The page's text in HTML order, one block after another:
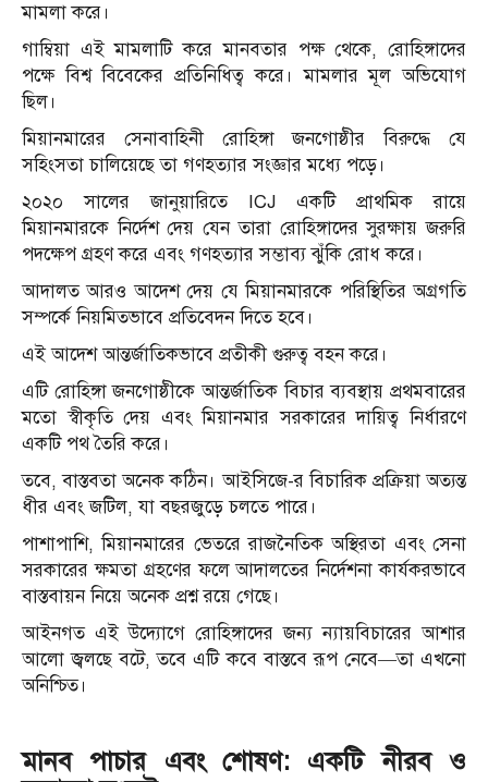
মামলা করে।
গাম্বিয়া এই মামলাটি করে মানবতার পক্ষ থেকে, রোহিঙ্গাদের
পক্ষে বিশ্ব বিবেকের প্রতিনিধিত্ব করে। মামলার মূল অভিযোগ
ছিল।
মিয়ানমারের সেনাবাহিনী রোহিঙ্গা জনগোষ্ঠীর বিরুদ্ধে যে
সহিংসতা চালিয়েছে তা গণহত্যার সংজ্ঞার মধ্যে পড়ে।
২০২০ সালের জানুয়ারিতে ICJ একটি প্রাথমিক রায়ে
মিয়ানমারকে নির্দেশ দেয় যেন তারা রোহিঙ্গাদের সুরক্ষায় জরুরি
পদক্ষেপ গ্রহণ করে এবং গণহত্যার সম্ভাব্য ঝুঁকি রোধ করে।
আদালত আরও আদেশ দেয় যে মিয়ানমারকে পরিস্থিতির অগ্রগতি
সম্পর্কে নিয়মিতভাবে প্রতিবেদন দিতে হবে।
এই আদেশ আন্তর্জাতিকভাবে প্রতীকী গুরুত্ব বহন করে।
এটি রোহিঙ্গা জনগোষ্ঠীকে আন্তর্জাতিক বিচার ব্যবস্থায় প্রথমবারের
মতো স্বীকৃতি দেয় এবং মিয়ানমার সরকারের দায়িত্ব নির্ধারণে
একটি পথ তৈরি করে।
তবে, বাস্তবতা অনেক কঠিন। আইসিজে-র বিচারিক প্রক্রিয়া অত্যন্ত
ধীর এবং জটিল, যা বছরজুড়ে চলতে পারে।
পাশাপাশি, মিয়ানমারের ভেতরে রাজনৈতিক অস্থিরতা এবং সেনা
সরকারের ক্ষমতা গ্রহণের ফলে আদালতের নির্দেশনা কার্যকরভাবে
বাস্তবায়ন নিয়ে অনেক প্রশ্ন রয়ে গেছে।
আইনগত এই উদ্যোগে রোহিঙ্গাদের জন্য ন্যায়বিচারের আশার
আলো জ্বলছে বটে, তবে এটি কবে বাস্তবে রূপ নেবে—তা এখনো
অনিশ্চিত।
মানব পাচার এবং শোষণ: একটি নীরব ও